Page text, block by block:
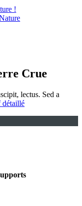
!
Crue
lectus. Sed a
détaillé